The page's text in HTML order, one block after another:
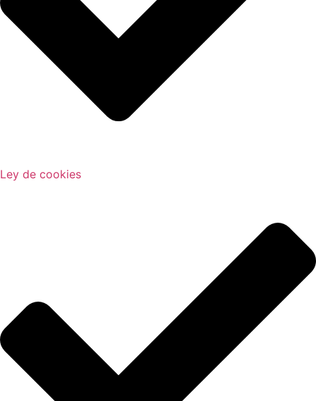
Ley de cookies